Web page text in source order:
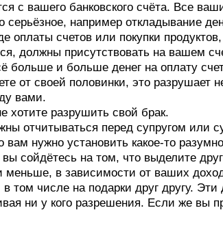
с вашего банковского счёта. Все
серьёзное, например откладывание
оплаты счетов или покупки
должны присутствовать на вашем
больше и больше денег на оплату
от своей половинки, это разрушает
вами.
хотите разрушить свой брак.
отчитываться перед супругом или
нужно установить какое-то
сойдётесь на том, что выделите
в зависимости от ваших
том числе на подарки друг другу.
ни у кого разрешения. Если же вы